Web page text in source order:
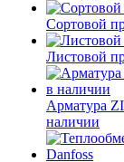
Сортовой
Листовой
Арматура
наличии